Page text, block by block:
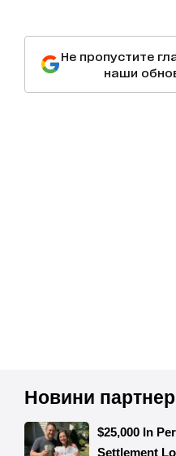
Не пропустите
наши